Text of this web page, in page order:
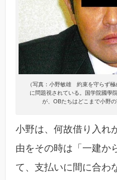
（写真：小野敏雄 約束を守らず
に問題視されている。国学院國學
が、OBたちはどこまで小野
小野は、何故借り入れ
由をその時は「一建か
て、支払いに間に合わ